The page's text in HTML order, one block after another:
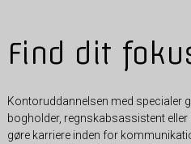
Find dit
Kontoruddannelsen med specialer
bogholder, regnskabsassistent
gøre karriere inden for